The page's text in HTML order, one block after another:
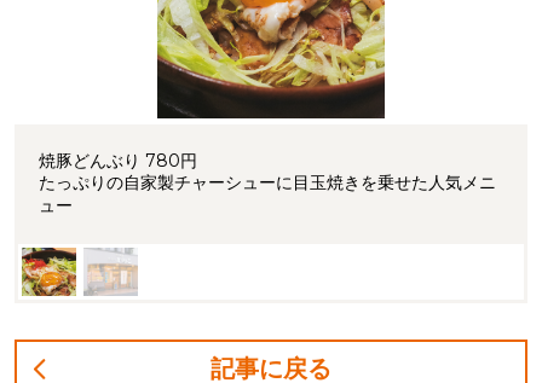
焼豚どんぶり 780円
たっぷりの自家製チャーシューに目玉焼きを乗せた人気メニ
ュー
記事に戻る